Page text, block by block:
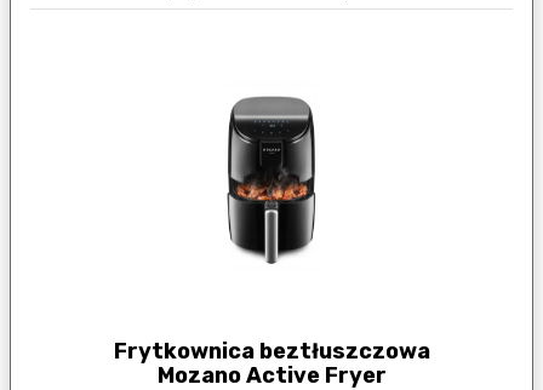
Frytkownica beztłuszczowa
Mozano Active Fryer